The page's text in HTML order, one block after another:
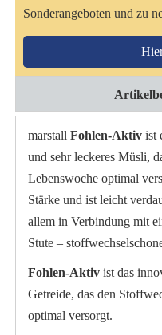
Sonderangeboten und zu
marstallFohlen-Aktiv ist
und sehr leckeres Müsli,
Lebenswoche optimal
Stärke und ist leicht
allem in Verbindung mit
Stute –
Fohlen-Aktiv ist das
Getreide, das den
optimal versorgt.